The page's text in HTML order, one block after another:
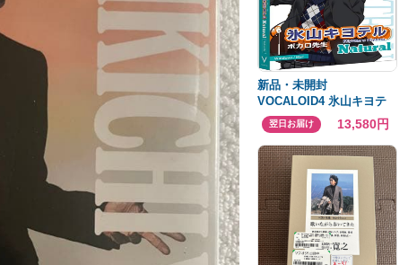
新品・未開封
VOCALOID4 氷山キヨテ
ル ナチュラル
翌日お届け 13,580円